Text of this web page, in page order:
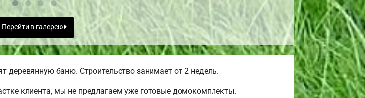
Перейти в галерею
деревянную баню. Строительство занимает от 2 недель.
клиента, мы не предлагаем уже готовые домокомплекты.